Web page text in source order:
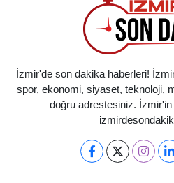
İzmir'de son dakika haberleri!
spor, ekonomi, siyaset, teknoloji,
doğru adrestesiniz.